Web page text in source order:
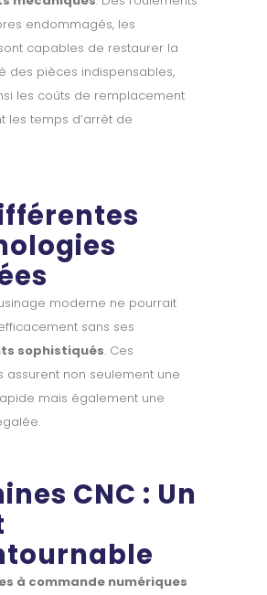
endommagés, les
capables de restaurer la
des pièces indispensables,
les coûts de remplacement
les temps d’arrêt de
moderne ne pourrait
sans ses
sophistiqués. Ces
assurent non seulement une
mais également une
CNC : Un
à commande numériques